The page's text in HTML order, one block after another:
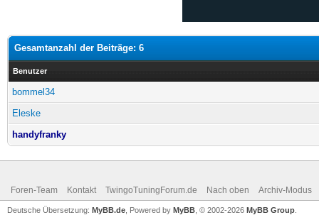
Gesamtanzahl der Beiträge: 6
Benutzer
bommel34
Eleske
handyfranky
Foren-Team Kontakt TwingoTuningForum.de Nach oben Archiv-Modus
Deutsche Übersetzung: MyBB.de , Powered by MyBB , © 2002-2026 MyBB Group